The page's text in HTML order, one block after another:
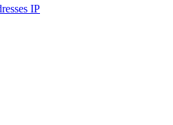
IP